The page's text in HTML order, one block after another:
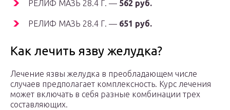
РЕЛИФ МАЗЬ 28.4 Г. — 562 руб.
РЕЛИФ МАЗЬ 28.4 Г. — 651 руб.
Как лечить язву желудка?
Лечение язвы желудка в преобладающем числе
случаев предполагает комплексность. Курс лечения
может включать в себя разные комбинации трех
составляющих.